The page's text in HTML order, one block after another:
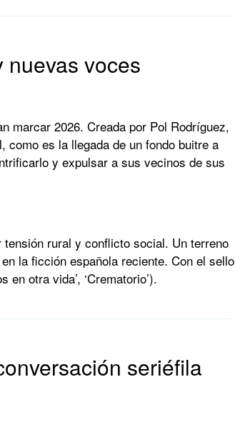
nuevas voces
marcar 2026. Creada por Pol Rodríguez,
es la llegada de un fondo buitre a
y expulsar a sus vecinos de sus
rural y conflicto social. Un terreno
la ficción española reciente. Con el sello
otra vida’, ‘Crematorio’).
seriéfila